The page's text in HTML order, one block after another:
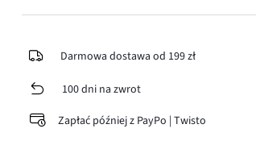
Darmowa dostawa od 199 zł
100 dni na zwrot
Zapłać później z PayPo | Twisto